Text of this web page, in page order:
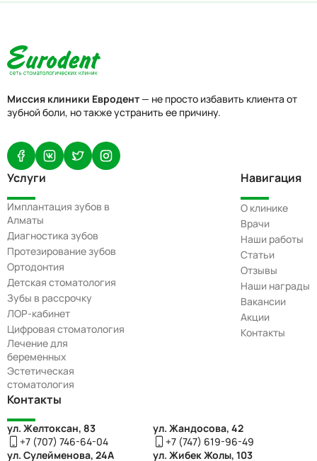
Миссия клиники Евродент— не просто избавить клиента от
зубной боли, но также устранить ее причину.
Услуги
Имплантация зубов в
Алматы
Диагностика зубов
Протезирование зубов
Ортодонтия
Детская стоматология
Зубы в рассрочку
ЛОР-кабинет
Цифровая стоматология
Лечение для
беременных
Эстетическая
стоматология
Навигация
О клинике
Врачи
Наши работы
Статьи
Отзывы
Наши награды
Вакансии
Акции
Контакты
Контакты
ул. Желтоксан, 83
+7 (707) 746-64-04
ул. Жандосова, 42
+7 (747) 619-96-49
ул. Сулейменова, 24А
ул. Жибек Жолы, 103